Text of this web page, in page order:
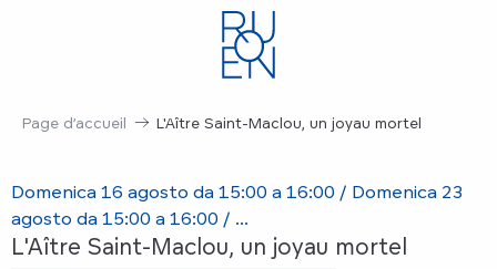
Page d’accueil L'Aître Saint-Maclou, un joyau mortel
Domenica 16 agosto da 15:00 a 16:00 / Domenica 23
agosto da 15:00 a 16:00 / ...
L'Aître Saint-Maclou, un joyau mortel